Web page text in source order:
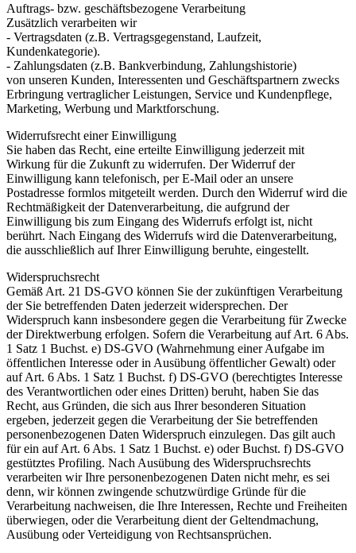
Auftrags- bzw. geschäftsbezogene Verarbeitung
Zusätzlich verarbeiten wir
- Vertragsdaten (z.B. Vertragsgegenstand, Laufzeit,
Kundenkategorie).
- Zahlungsdaten (z.B. Bankverbindung, Zahlungshistorie)
von unseren Kunden, Interessenten und Geschäftspartnern zwecks
Erbringung vertraglicher Leistungen, Service und Kundenpflege,
Marketing, Werbung und Marktforschung.
Widerrufsrecht einer Einwilligung
Sie haben das Recht, eine erteilte Einwilligung jederzeit mit
Wirkung für die Zukunft zu widerrufen. Der Widerruf der
Einwilligung kann telefonisch, per E-Mail oder an unsere
Postadresse formlos mitgeteilt werden. Durch den Widerruf wird die
Rechtmäßigkeit der Datenverarbeitung, die aufgrund der
Einwilligung bis zum Eingang des Widerrufs erfolgt ist, nicht
berührt. Nach Eingang des Widerrufs wird die Datenverarbeitung,
die ausschließlich auf Ihrer Einwilligung beruhte, eingestellt.
Widerspruchsrecht
Gemäß Art. 21 DS-GVO können Sie der zukünftigen Verarbeitung
der Sie betreffenden Daten jederzeit widersprechen. Der
Widerspruch kann insbesondere gegen die Verarbeitung für Zwecke
der Direktwerbung erfolgen. Sofern die Verarbeitung auf Art. 6 Abs.
1 Satz 1 Buchst. e) DS-GVO (Wahrnehmung einer Aufgabe im
öffentlichen Interesse oder in Ausübung öffentlicher Gewalt) oder
auf Art. 6 Abs. 1 Satz 1 Buchst. f) DS-GVO (berechtigtes Interesse
des Verantwortlichen oder eines Dritten) beruht, haben Sie das
Recht, aus Gründen, die sich aus Ihrer besonderen Situation
ergeben, jederzeit gegen die Verarbeitung der Sie betreffenden
personenbezogenen Daten Widerspruch einzulegen. Das gilt auch
für ein auf Art. 6 Abs. 1 Satz 1 Buchst. e) oder Buchst. f) DS-GVO
gestütztes Profiling. Nach Ausübung des Widerspruchsrechts
verarbeiten wir Ihre personenbezogenen Daten nicht mehr, es sei
denn, wir können zwingende schutzwürdige Gründe für die
Verarbeitung nachweisen, die Ihre Interessen, Rechte und Freiheiten
überwiegen, oder die Verarbeitung dient der Geltendmachung,
Ausübung oder Verteidigung von Rechtsansprüchen.